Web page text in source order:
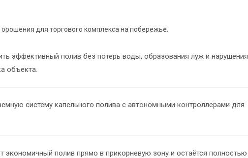
для торгового комплекса на побережье.
эффективный полив без потерь воды, образования луж и нарушения
объекта.
систему капельного полива с автономными контроллерами для
экономичный полив прямо в прикорневую зону и остаётся полностью